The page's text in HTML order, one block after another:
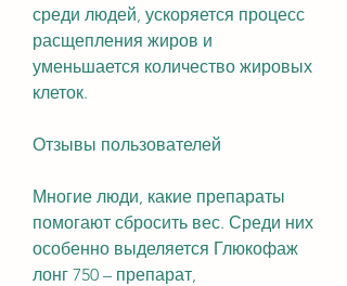
среди людей, ускоряется процесс
расщепления жиров и
уменьшается количество жировых
клеток.
Отзывы пользователей
Многие люди, какие препараты
помогают сбросить вес. Среди них
особенно выделяется Глюкофаж
лонг 750 – препарат,